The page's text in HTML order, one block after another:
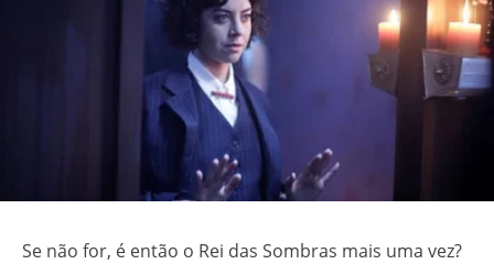
Se não for, é então o Rei das Sombras mais uma vez?